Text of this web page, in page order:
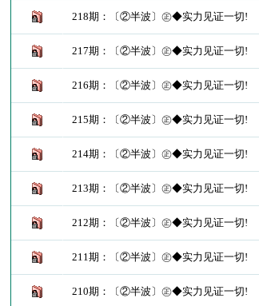
218期：〔②半波〕㊣◆实力见证一切!
217期：〔②半波〕㊣◆实力见证一切!
216期：〔②半波〕㊣◆实力见证一切!
215期：〔②半波〕㊣◆实力见证一切!
214期：〔②半波〕㊣◆实力见证一切!
213期：〔②半波〕㊣◆实力见证一切!
212期：〔②半波〕㊣◆实力见证一切!
211期：〔②半波〕㊣◆实力见证一切!
210期：〔②半波〕㊣◆实力见证一切!